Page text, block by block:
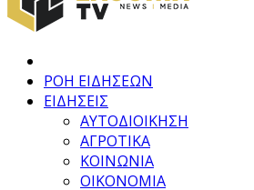
ΡΟΗ ΕΙΔΗΣΕΩΝ
ΕΙΔΗΣΕΙΣ
ΑΥΤΟΔΙΟΙΚΗΣΗ
ΑΓΡΟΤΙΚΑ
ΚΟΙΝΩΝΙΑ
ΟΙΚΟΝΟΜΙΑ